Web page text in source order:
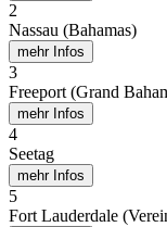
2
Nassau (Bahamas)
mehr Infos
3
Freeport (Grand
mehr Infos
4
Seetag
mehr Infos
5
Fort Lauderdale